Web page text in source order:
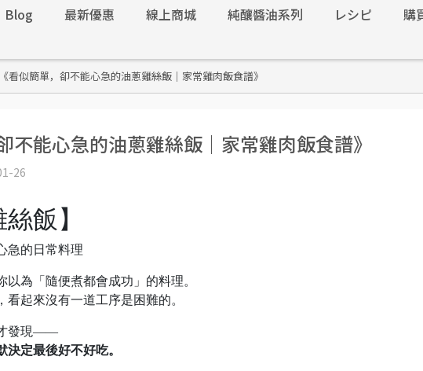
Blog 最新優惠 線上商城 純釀醬油系列 レシピ 購
《看似簡單，卻不能心急的油蔥雞絲飯｜家常雞肉飯食譜》
不能心急的油蔥雞絲飯｜家常雞肉飯食譜》
26
飯】
急的日常料理
以為「隨便煮都會成功」的料理。
看起來沒有一道工序是困難的。
發現——
定最後好不好吃。